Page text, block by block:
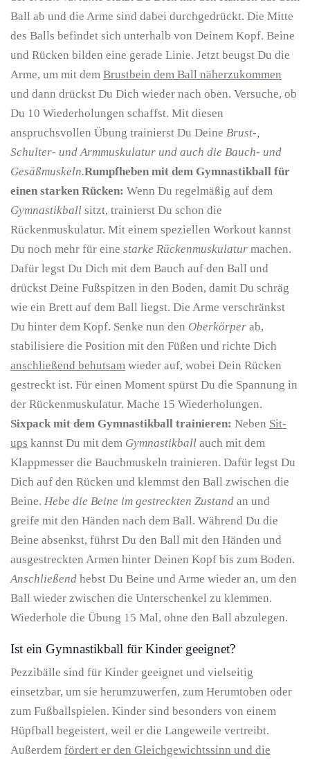
Ball ab und die Arme sind dabei durchgedrückt. Die Mitte
des Balls befindet sich unterhalb von Deinem Kopf. Beine
und Rücken bilden eine gerade Linie. Jetzt beugst Du die
Arme, um mit dem Brustbein dem Ball näherzukommen
und dann drückst Du Dich wieder nach oben. Versuche, ob
Du 10 Wiederholungen schaffst. Mit diesen
anspruchsvollen Übung trainierst Du Deine Brust-,
Schulter- und Armmuskulatur und auch die Bauch- und
Gesäßmuskeln.Rumpfheben mit dem Gymnastikball für
einen starken Rücken: Wenn Du regelmäßig auf dem
Gymnastikball sitzt, trainierst Du schon die
Rückenmuskulatur. Mit einem speziellen Workout kannst
Du noch mehr für eine starke Rückenmuskulatur machen.
Dafür legst Du Dich mit dem Bauch auf den Ball und
drückst Deine Fußspitzen in den Boden, damit Du schräg
wie ein Brett auf dem Ball liegst. Die Arme verschränkst
Du hinter dem Kopf. Senke nun den Oberkörper ab,
stabilisiere die Position mit den Füßen und richte Dich
anschließend behutsam wieder auf, wobei Dein Rücken
gestreckt ist. Für einen Moment spürst Du die Spannung in
der Rückenmuskulatur. Mache 15 Wiederholungen.
Sixpack mit dem Gymnastikball trainieren: Neben Sit-
ups kannst Du mit dem Gymnastikball auch mit dem
Klappmesser die Bauchmuskeln trainieren. Dafür legst Du
Dich auf den Rücken und klemmst den Ball zwischen die
Beine. Hebe die Beine im gestreckten Zustand an und
greife mit den Händen nach dem Ball. Während Du die
Beine absenkst, führst Du den Ball mit den Händen und
ausgestreckten Armen hinter Deinen Kopf bis zum Boden.
Anschließend hebst Du Beine und Arme wieder an, um den
Ball wieder zwischen die Unterschenkel zu klemmen.
Wiederhole die Übung 15 Mal, ohne den Ball abzulegen.
Ist ein Gymnastikball für Kinder geeignet?
Pezzibälle sind für Kinder geeignet und vielseitig
einsetzbar, um sie herumzuwerfen, zum Herumtoben oder
zum Fußballspielen. Kinder sind besonders von einem
Hüpfball begeistert, weil er die Langeweile vertreibt.
Außerdem fördert er den Gleichgewichtssinn und die